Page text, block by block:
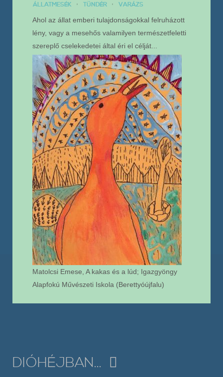
ÁLLATMESÉK TÜNDÉR VARÁZS
Ahol az állat emberi tulajdonságokkal felruházott
lény, vagy a mesehős valamilyen természetfeletti
szereplő cselekedetei által éri el célját...
Matolcsi Emese, A kakas és a lúd; Igazgyöngy
Alapfokú Művészeti Iskola (Berettyóújfalu)
DIÓHÉJBAN...